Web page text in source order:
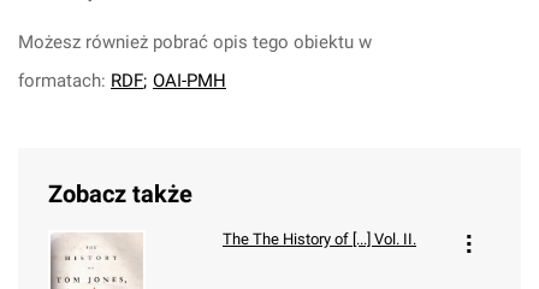
Możesz również pobrać opis tego obiektu w
formatach: RDF; OAI-PMH
Zobacz także
The The History of [...] Vol. II.